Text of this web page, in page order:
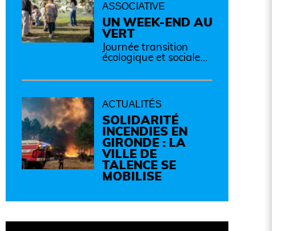
ASSOCIATIVE
UN WEEK-END AU
VERT
Journée transition
écologique et sociale
de 14h à 19h Des
des rencontres pour
passer à l'action !
Cette journée réunit
de nombreux
partenaires autour
d'initiatives concrètes
pour un territoire plus
durable et solidaire.
ACTUALITÉS
SOLIDARITÉ
INCENDIES EN
GIRONDE : LA
VILLE DE
TALENCE SE
MOBILISE